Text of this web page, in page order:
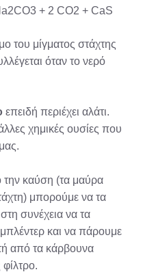
+ 2 CO2 + CaS
του μίγματος στάχτης
όταν το νερό
επειδή περιέχει αλάτι.
χημικές ουσίες που
καύση (τα μαύρα
μπορούμε να τα
συνέχεια να τα
και να πάρουμε
από τα κάρβουνα